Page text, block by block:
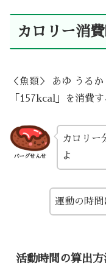
カロリー消費
＜魚類＞ あゆ うる
「157kcal」を消費
バーグせんせ
カロリー
よ
運動の時間
活動時間の算出方